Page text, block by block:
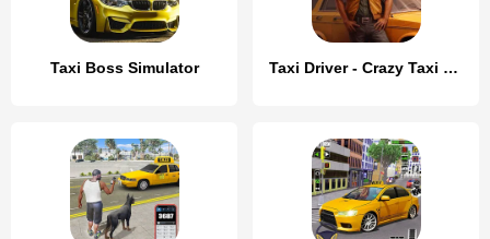
Taxi Boss Simulator Taxi Driver - Crazy Taxi Games